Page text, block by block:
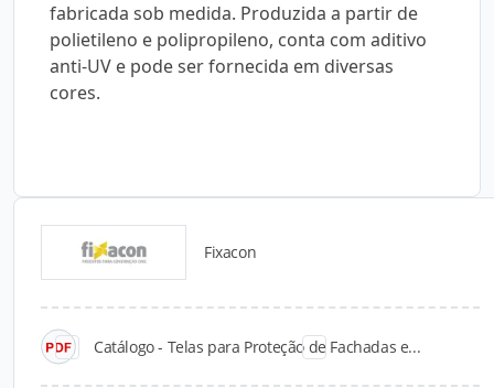
fabricada sob medida. Produzida a partir de
polietileno e polipropileno, conta com aditivo
anti-UV e pode ser fornecida em diversas
cores.
Fixacon
Catálogo - Telas para Proteção de Fachadas e...
Catálogos para Download